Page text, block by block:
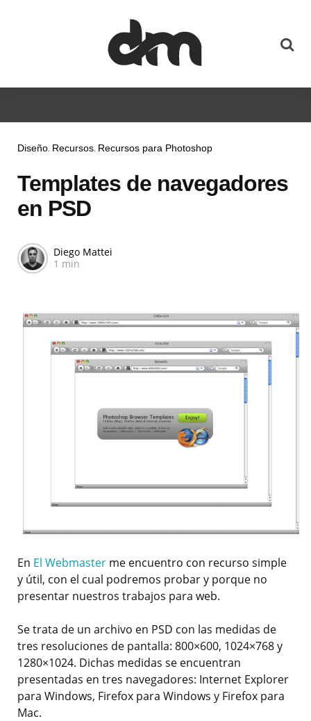
Diseño Recursos Recursos para Photoshop
Templates de navegadores
en PSD
Diego Mattei
1 min
En El Webmaster me encuentro con recurso simple
y útil, con el cual podremos probar y porque no
presentar nuestros trabajos para web.
Se trata de un archivo en PSD con las medidas de
tres resoluciones de pantalla: 800×600, 1024×768 y
1280×1024. Dichas medidas se encuentran
presentadas en tres navegadores: Internet Explorer
para Windows, Firefox para Windows y Firefox para
Mac.